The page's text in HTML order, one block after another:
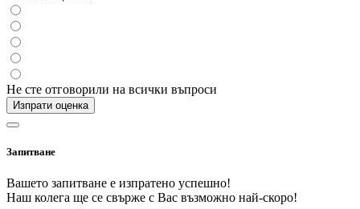
Не сте отговорили на всички въпроси
Изпрати оценка
Запитване
Вашето запитване е изпратено успешно!
Наш колега ще се свърже с Вас възможно най-скоро!